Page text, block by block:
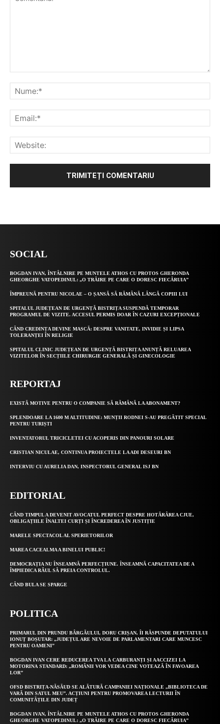
SOCIAL
BOGDAN IVAN, ÎNTÂLNIRE PE MUNTELE ATHOS CU PROTOS GHERONDA
GHEORGHE VATOPEDINUL: „O TRĂIRE PE CARE O DORESC FIECĂRUIA”
ÎMPREUNĂ PENTRU NICOLAE – O ȘANSĂ SĂ RĂMÂNĂ LÂNGĂ COPIII LUI
SPITALUL JUDEȚEAN DE URGENȚĂ BISTRIȚA SUSPENDĂ TEMPORAR
PROGRAMUL DE VIZITE. ACCESUL PERMIS DOAR ÎN CAZURI EXCEPȚIONALE
CÂND CREDINȚA DEVINE MASCĂ: DESPRE VANITATE, INVIDIE ȘI LIPSA
TOLERANȚEI ÎN RELIGIE
SPITALUL CLINIC JUDEȚEAN DE URGENȚĂ BISTRIȚA ANUNȚĂ RELUAREA
VIZITELOR ÎN SECȚIILE CHIRURGIE GENERALĂ ȘI GINECOLOGIE
REPORTAJ
EXISTĂ MOTIVE PENTRU O COMPANIE SĂ RĂMÂNĂ LA ABONAMENT?
SPLENDOARE LA 1600 M ALTITUDINE: MUNȚII RODNEI S-AU PREGĂTIT SPECIAL
PENTRU TURIȘTI
INVENTATORUL TRICICLETEI CU ACOPERIS DIN PANOURI SOLARE
CRISTIAN NICULAE, CONTINUA PROIECTELE LA ADI DESEURI BN
INTERVIU CU AURELIA DAN, INSPECTORUL GENERAL ISJ BN
EDITORIAL
CÂND TIMPUL A DEVENIT AVOCATUL PERFECT DESPRE HOTĂRÂREA CJUE,
OBLIGAȚIILE ÎNALTEI CURȚI ȘI ÎNCREDEREA ÎN JUSTIȚIE
MARELE SPECTACOL AL SPERIETORILOR
MAREA CACEALMA A BINELUI PUBLIC!
DEMOCRAȚIA NU ÎNSEAMNĂ PERFECȚIUNE. ÎNSEAMNĂ CAPACITATEA DE A
ÎMPIEDICA RĂUL SĂ PREIA CONTROLUL.
CÂND BULA SE SPARGE
POLITICA
PRIMARUL DIN PRUNDU BÂRGĂULUI, DORU CRIȘAN, ÎI RĂSPUNDE DEPUTATULUI
IONUȚ BOȘUTAR: „JUDEȚUL ARE NEVOIE DE PARLAMENTARI CARE MUNCESC
PENTRU OAMENI”
BOGDAN IVAN CERE REDUCEREA TVA LA CARBURANȚI ȘI AACCIZEI LA
MOTORINA STANDARD: „ROMÂNII VOR VEDEA CINE VOTEAZĂ ÎN FAVOAREA
LOR”
OFSD BISTRIȚA-NĂSĂUD SE ALĂTURĂ CAMPANIEI NAȚIONALE „BIBLIOTECA DE
VARĂ DIN SATUL MEU”. ACȚIUNI PENTRU PROMOVAREA LECTURII ÎN
COMUNITĂȚILE DIN JUDEȚ
BOGDAN IVAN, ÎNTÂLNIRE PE MUNTELE ATHOS CU PROTOS GHERONDA
GHEORGHE VATOPEDINUL: „O TRĂIRE PE CARE O DORESC FIECĂRUIA”